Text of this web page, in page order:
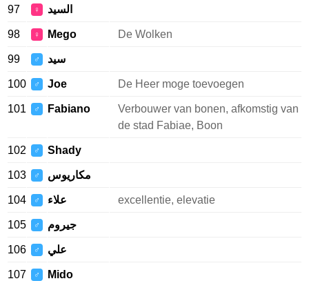
97 ♀ السيد
98 ♀ Mego De Wolken
99 ♂ سيد
100 ♂ Joe De Heer moge toevoegen
101 ♂ Fabiano
Verbouwer van bonen, afkomstig van
de stad Fabiae, Boon
102 ♂ Shady
103 ♂ مكاريوس
104 ♂ علاء excellentie, elevatie
105 ♂ جيروم
106 ♂ علي
107 ♂ Mido